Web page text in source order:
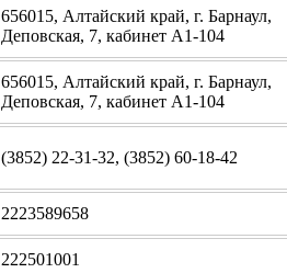
656015, Алтайский край, г. Барнаул,
Деповская, 7, кабинет А1-104
656015, Алтайский край, г. Барнаул,
Деповская, 7, кабинет А1-104
(3852) 22-31-32, (3852) 60-18-42
2223589658
222501001